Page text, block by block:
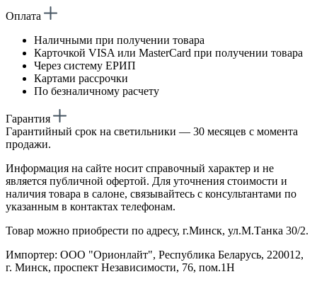
Оплата
Наличными при получении товара
Карточкой VISA или MasterCard при получении товара
Через систему ЕРИП
Картами рассрочки
По безналичному расчету
Гарантия
Гарантийный срок на светильники — 30 месяцев с момента
продажи.
Информация на сайте носит справочный характер и не
является публичной офертой. Для уточнения стоимости и
наличия товара в салоне, связывайтесь с консультантами по
указанным в контактах телефонам.
Товар можно приобрести по адресу, г.Минск, ул.М.Танка 30/2.
Импортер: ООО "Орионлайт", Республика Беларусь, 220012,
г. Минск, проспект Независимости, 76, пом.1Н